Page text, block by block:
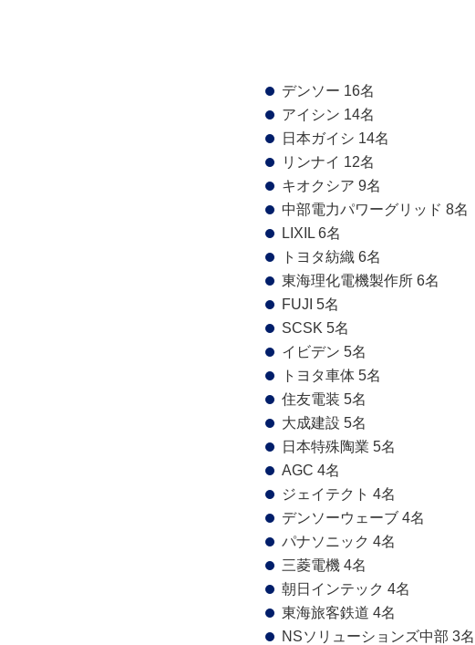
デンソー 16名
アイシン 14名
日本ガイシ 14名
リンナイ 12名
キオクシア 9名
中部電力パワーグリッド 8名
LIXIL 6名
トヨタ紡織 6名
東海理化電機製作所 6名
FUJI 5名
SCSK 5名
イビデン 5名
トヨタ車体 5名
住友電装 5名
大成建設 5名
日本特殊陶業 5名
AGC 4名
ジェイテクト 4名
デンソーウェーブ 4名
パナソニック 4名
三菱電機 4名
朝日インテック 4名
東海旅客鉄道 4名
NSソリューションズ中部 3名